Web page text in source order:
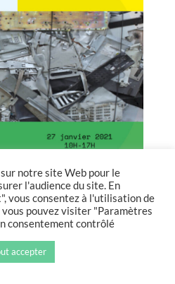
la lecture de
notre site Web pour le
l'audience du site. En
vous consentez à l'utilisation de
pouvez visiter "Paramètres
consentement contrôlé
accepter